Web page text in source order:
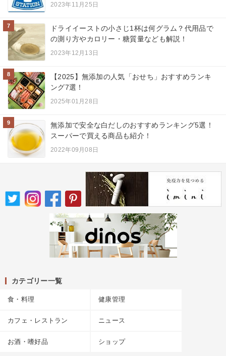
2023年11月25日
7
ドライイーストの小さじ1杯は何グラム？代用品で
の測り方やカロリー・糖質量なども解説！
2023年12月13日
8
【2025】無添加の人気「おせち」おすすめランキ
ング7選！
2025年01月28日
9
無添加で安全な白だしのおすすめランキング5選！
スーパーで買える商品も紹介！
2022年09月08日
カテゴリー一覧
食・料理 健康管理
カフェ・レストラン ニュース
お酒・嗜好品 ショップ